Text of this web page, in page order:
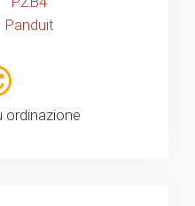
Panduit
ordinazione